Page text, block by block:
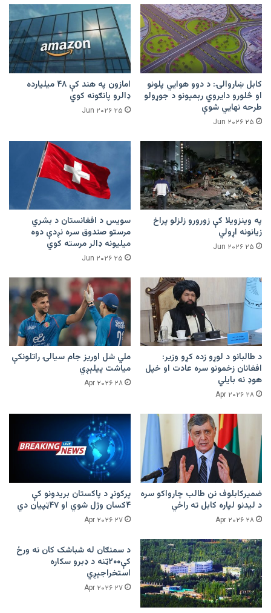
کابل ښاروالۍ: د دوو هوايي پلونو
او څلورو دایروي رېمپونو د جوړولو
طرحه نهایي شوې
۲۵ Jun ۲۰۲۶
امازون په هند کې ۴۸ میلیارده
ډالرو پانګونه کوي
۲۵ Jun ۲۰۲۶
په وینزویلا کې زورورو زلزلو پراخ
زیانونه اړولي
۲۵ Jun ۲۰۲۶
سویس د افغانستان د بشري
مرستو صندوق سره نږدې دوه
میلیونه ډالر مرسته کوي
۲۵ Jun ۲۰۲۶
د طالبانو د لوړو زده کړو وزیر:
افغانان زخمونو سره عادت او خپل
هوډ نه بایلي
۲۸ Apr ۲۰۲۶
ملي شل اوریز جام سیالۍ راتلونکې
میاشت پیلېږي
۲۸ Apr ۲۰۲۶
ضمیرکابلوف نن طالب چارواکو سره
د لیدنو لپاره کابل ته راځي
۲۸ Apr ۲۰۲۶
پرکونړ د پاکستان بریدونو کې
۴کسان وژل شوي او ۴۷ټپیان دي
۲۷ Apr ۲۰۲۶
د سمنګان له شباشک کان نه ورځ
کې۲۰۰ټنه د ډبرو سکاره
استخراجېږي
۲۷ Apr ۲۰۲۶